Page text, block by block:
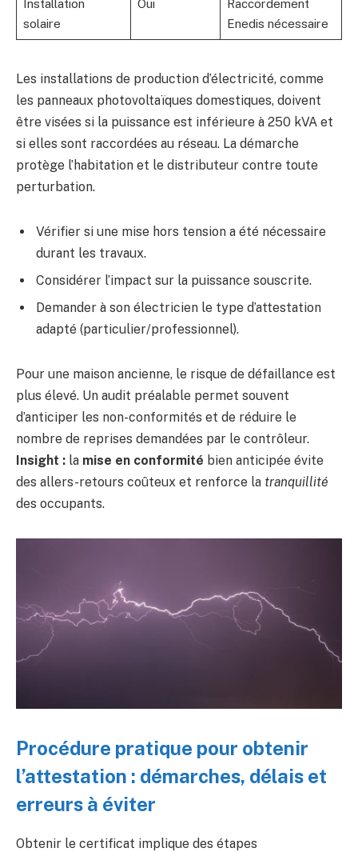
Installation
solaire
Oui
Raccordement
Enedis nécessaire
Les installations de production d’électricité, comme
les panneaux photovoltaïques domestiques, doivent
être visées si la puissance est inférieure à 250 kVA et
si elles sont raccordées au réseau. La démarche
protège l’habitation et le distributeur contre toute
perturbation.
Vérifier si une mise hors tension a été nécessaire
durant les travaux.
Considérer l’impact sur la puissance souscrite.
Demander à son électricien le type d’attestation
adapté (particulier/professionnel).
Pour une maison ancienne, le risque de défaillance est
plus élevé. Un audit préalable permet souvent
d’anticiper les non-conformités et de réduire le
nombre de reprises demandées par le contrôleur.
Insight : la mise en conformité bien anticipée évite
des allers-retours coûteux et renforce la tranquillité
des occupants.
Procédure pratique pour obtenir
l’attestation : démarches, délais et
erreurs à éviter
Obtenir le certificat implique des étapes